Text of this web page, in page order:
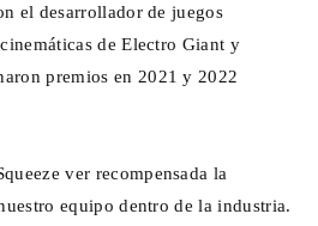
el desarrollador de juegos
de Electro Giant y
premios en 2021 y 2022
ver recompensada la
equipo dentro de la industria.